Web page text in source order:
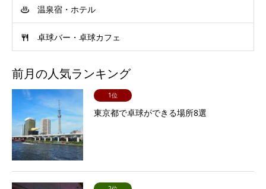
温泉宿・ホテル
卓球バー・卓球カフェ
前月の人気ランキング
1位
東京都で卓球ができる場所8選